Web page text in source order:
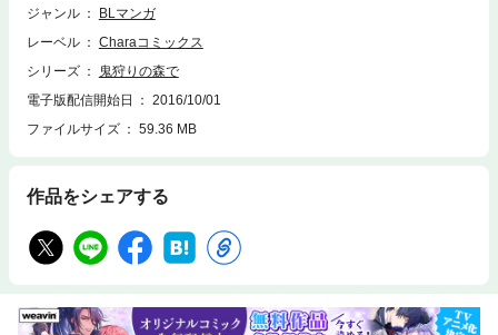
ジャンル
BLマンガ
レーベル
Charaコミックス
シリーズ
鬼狩りの森で
電子版配信開始日
2016/10/01
ファイルサイズ
59.36 MB
作品をシェアする